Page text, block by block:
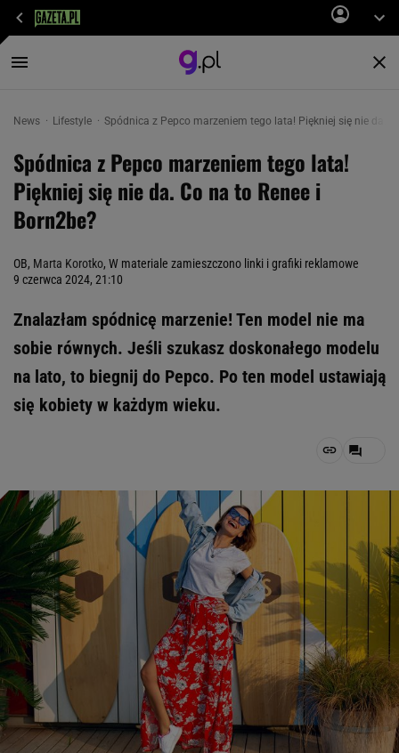
News Lifestyle Spódnica z Pepco marzeniem tego lata! Piękniej się nie da.
Spódnica z Pepco marzeniem tego lata!
Piękniej się nie da. Co na to Renee i
Born2be?
OB, Marta Korotko, W materiale zamieszczono linki i grafiki reklamowe
9 czerwca 2024, 21:10
Znalazłam spódnicę marzenie! Ten model nie ma
sobie równych. Jeśli szukasz doskonałego modelu
na lato, to biegnij do Pepco. Po ten model ustawiają
się kobiety w każdym wieku.